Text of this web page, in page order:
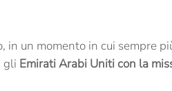
un momento in cui sempre
gli Emirati Arabi Uniti con la